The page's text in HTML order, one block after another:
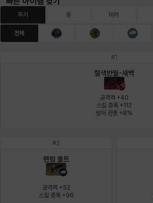
아야 아이솔 아이작 알렉스
에키온 엘레나
이안
무기 옷 머리
전체
#1
혈색반월-새벽
공격력 +40
스킬 증폭 +112
방어 관통 +8%
#2
팬텀 볼트
공격력 +52
스킬 증폭 +96